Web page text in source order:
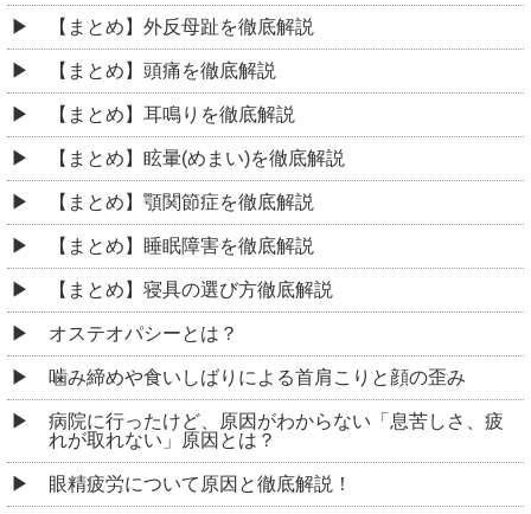
【まとめ】外反母趾を徹底解説
【まとめ】頭痛を徹底解説
【まとめ】耳鳴りを徹底解説
【まとめ】眩暈(めまい)を徹底解説
【まとめ】顎関節症を徹底解説
【まとめ】睡眠障害を徹底解説
【まとめ】寝具の選び方徹底解説
オステオパシーとは？
噛み締めや食いしばりによる首肩こりと顔の歪み
病院に行ったけど、原因がわからない「息苦しさ、疲
れが取れない」原因とは？
眼精疲労について原因と徹底解説！